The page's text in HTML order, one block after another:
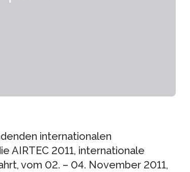
internationalen
AIRTEC 2011, internationale
vom 02. – 04. November 2011,